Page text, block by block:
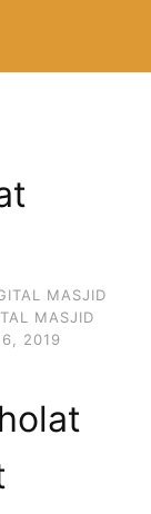
MASJID
MASJID
2019